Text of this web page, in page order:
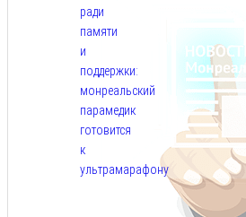
ради
памяти
и
поддержки:
монреальский
парамедик
готовится
к
ультрамарафону